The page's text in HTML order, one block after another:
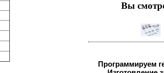
Вы
Программируем